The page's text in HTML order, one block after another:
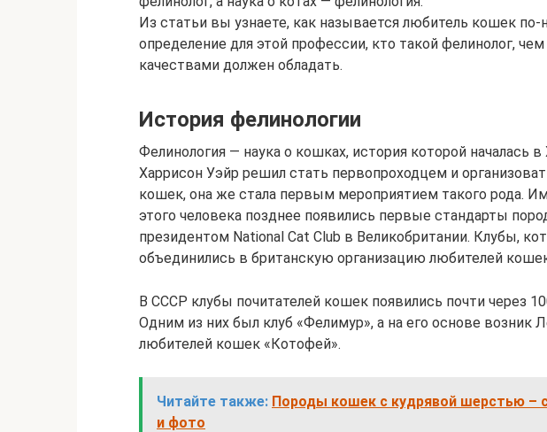
Из статьи вы узнаете, как называется любитель кошек по-
определение для этой профессии, кто такой фелинолог,
качествами должен обладать.
История фелинологии
Фелинология — наука о кошках, история которой началась в
Харрисон Уэйр решил стать первопроходцем и
кошек, она же стала первым мероприятием такого рода.
этого человека позднее появились первые стандарты
президентом National Cat Club в Великобритании. Клубы,
объединились в британскую организацию любителей кошек
В СССР клубы почитателей кошек появились почти через
Одним из них был клуб «Фелимур», а на его основе возник
любителей кошек «Котофей».
Читайте также: Породы кошек с кудрявой шерстью –
и фото